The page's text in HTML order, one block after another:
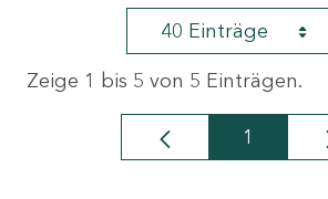
40 Einträge
Zeige 1 bis 5 von 5 Einträgen.
Seite
1